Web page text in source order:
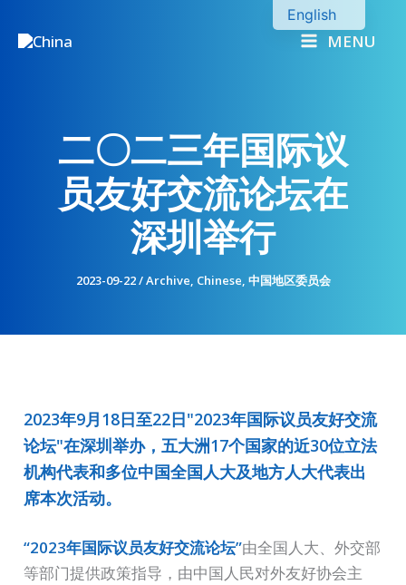
MENU
二〇二三年国际议
员友好交流论坛在
深圳举行
2023-09-22/Archive, Chinese, 中国地区委员会
2023年9月18日至22日"2023年国际议员友好交流
论坛"在深圳举办，五大洲17个国家的近30位立法
机构代表和多位中国全国人大及地方人大代表出
席本次活动。
“2023年国际议员友好交流论坛”由全国人大、外交部
等部门提供政策指导，由中国人民对外友好协会主
English
Chinese